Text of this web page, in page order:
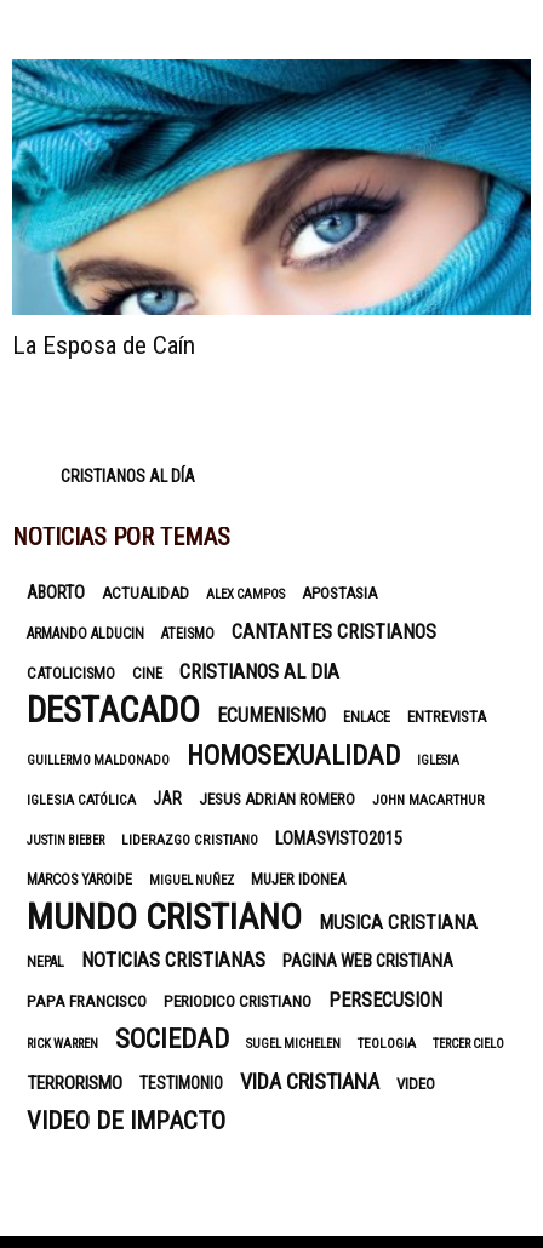
La Esposa de Caín
CRISTIANOS AL DÍA
NOTICIAS POR TEMAS
ABORTO ACTUALIDAD ALEX CAMPOS APOSTASIA
ARMANDO ALDUCIN ATEISMO CANTANTES CRISTIANOS
CATOLICISMO CINE CRISTIANOS AL DIA
DESTACADO ECUMENISMO ENLACE ENTREVISTA
GUILLERMO MALDONADO HOMOSEXUALIDAD IGLESIA
IGLESIA CATÓLICA JAR JESUS ADRIAN ROMERO JOHN MACARTHUR
JUSTIN BIEBER LIDERAZGO CRISTIANO LOMASVISTO2015
MARCOS YAROIDE MIGUEL NUÑEZ MUJER IDONEA
MUNDO CRISTIANO MUSICA CRISTIANA
NEPAL NOTICIAS CRISTIANAS PAGINA WEB CRISTIANA
PAPA FRANCISCO PERIODICO CRISTIANO PERSECUSION
RICK WARREN SOCIEDAD SUGEL MICHELEN TEOLOGIA TERCER CIELO
TERRORISMO TESTIMONIO VIDA CRISTIANA VIDEO
VIDEO DE IMPACTO